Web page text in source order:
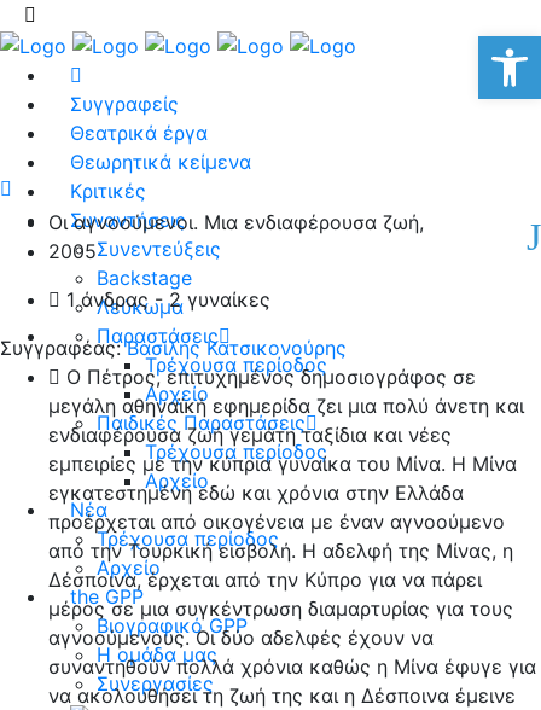
Συγγραφείς
Θεατρικά έργα
Θεωρητικά κείμενα
Κριτικές
Συναντήσεις
Συνεντεύξεις
Backstage
Λεύκωμα
Παραστάσεις
Τρέχουσα περίοδος
Αρχείο
Παιδικές Παραστάσεις
Τρέχουσα περίοδος
Αρχείο
Νέα
Τρέχουσα περίοδος
Αρχείο
the GPP
Βιογραφικό GPP
Η ομάδα μας
Συνεργασίες
Οι αγνοούμενοι. Μια ενδιαφέρουσα ζωή,
2005
1 άνδρας - 2 γυναίκες
Συγγραφέας:Βασίλης Κατσικονούρης
Ο Πέτρος, επιτυχημένος δημοσιογράφος σε
μεγάλη αθηναϊκή εφημερίδα ζει μια πολύ άνετη και
ενδιαφέρουσα ζωή γεμάτη ταξίδια και νέες
εμπειρίες με την κύπρια γυναίκα του Μίνα. Η Μίνα
εγκατεστημένη εδώ και χρόνια στην Ελλάδα
προέρχεται από οικογένεια με έναν αγνοούμενο
από την Τουρκική εισβολή. Η αδελφή της Μίνας, η
Δέσποινα, έρχεται από την Κύπρο για να πάρει
μέρος σε μια συγκέντρωση διαμαρτυρίας για τους
αγνοούμενους. Οι δύο αδελφές έχουν να
συναντηθούν πολλά χρόνια καθώς η Μίνα έφυγε για
να ακολουθήσει τη ζωή της και η Δέσποινα έμεινε